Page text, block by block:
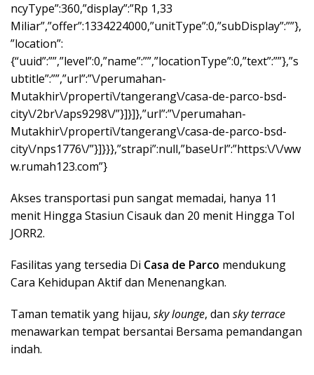
Akses transportasi pun sangat memadai, hanya 11
menit Hingga Stasiun Cisauk dan 20 menit Hingga Tol
JORR2.
Fasilitas yang tersedia Di Casa de Parco mendukung
Cara Kehidupan Aktif dan Menenangkan.
Taman tematik yang hijau, sky lounge, dan sky terrace
menawarkan tempat bersantai Bersama pemandangan
indah.